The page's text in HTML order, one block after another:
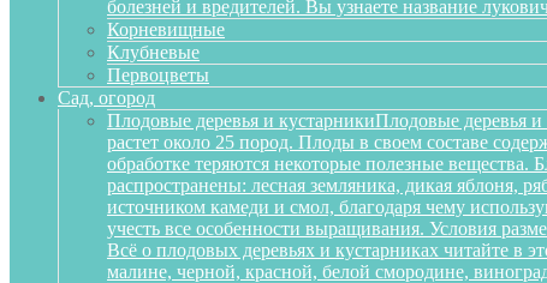
болезней и вредителей. Вы узнаете название
Корневищные
Клубневые
Первоцветы
Сад, огород
Плодовые деревья и кустарникиПлодовые деревья
растет около 25 пород. Плоды в своем составе
обработке теряются некоторые полезные
распространены: лесная земляника, дикая яблоня,
источником камеди и смол, благодаря чему
учесть все особенности выращивания. Условия
Всё о плодовых деревьях и кустарниках читайте в
малине, черной, красной, белой смородине,